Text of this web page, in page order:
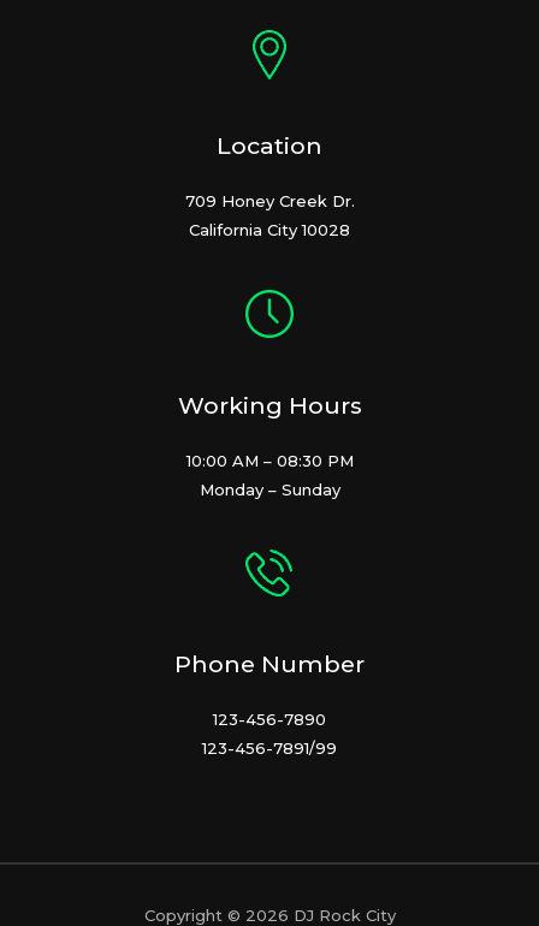
Location
709 Honey Creek Dr.
California City 10028
Working Hours
10:00 AM – 08:30 PM
Monday – Sunday
Phone Number
123-456-7890
123-456-7891/99
Copyright © 2026 DJ Rock City